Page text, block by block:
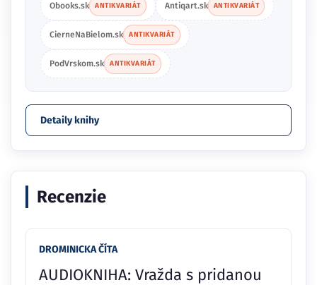
Obooks.sk ANTIKVARIÁT Antiqart.sk ANTIKVARIÁT
CierneNaBielom.sk ANTIKVARIÁT
PodVrskom.sk ANTIKVARIÁT
Detaily knihy
Recenzie
DROMINICKA ČÍTA
AUDIOKNIHA: Vražda s pridanou